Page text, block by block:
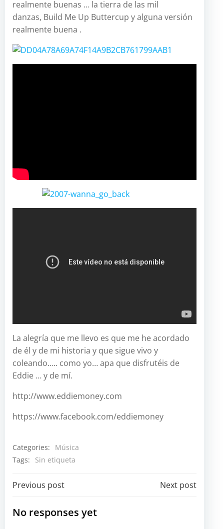
realmente buenas … la tierra de las mil
danzas, Build Me Up Buttercup y alguna versión
realmente buena .
La alegría que me llevo es que me he acordado
de él y de mi historia y que sigue vivo y
coleando….. como yo… apa que disfrutéis de
Eddie … y de mí.
http://www.eddiemoney.com
https://www.facebook.com/eddiemoney
Categories:
Música
Tags:
Sin etiqueta
Navegación
por
Previous post
Navegación
Next post
No responses yet